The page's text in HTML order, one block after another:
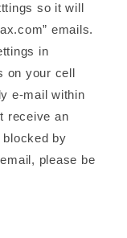
so it will
emails.
in
on your cell
e-mail within
receive an
by
please be